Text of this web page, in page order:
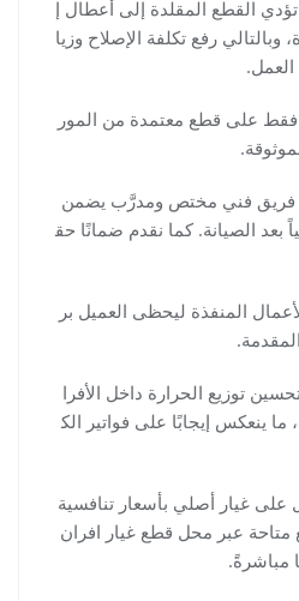
القطع المقلدة إلى أعطال إ
رفع تكلفة الإصلاح وزيا
فقط على قطع معتمدة من المور
فريق فني مختص ومدرَّب يضمن
بعد الصيانة. كما نقدم ضمانًا حق
المنفذة ليحظى العميل بر
توزيع الحرارة داخل الأفرا
ما ينعكس إيجابًا على فواتير الك
على غيار أصلي بأسعار تنافسية
عبر محل قطع غيار افران
مباشرةً.